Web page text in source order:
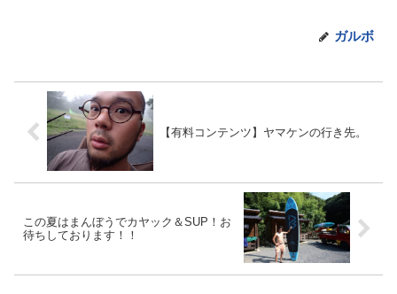
ガルボ
【有料コンテンツ】ヤマケンの行き先。
この夏はまんぼうでカヤック＆SUP！お
待ちしております！！